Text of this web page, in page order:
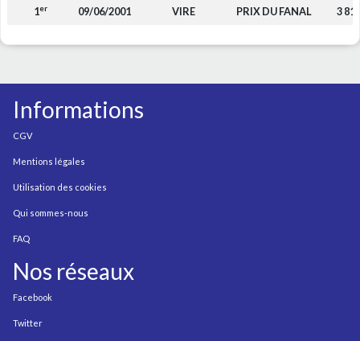
1er 09/06/2001 VIRE PRIX DU FANAL 3 811
Informations
CGV
Mentions légales
Utilisation des cookies
Qui sommes-nous
FAQ
Nos réseaux
Facebook
Twitter